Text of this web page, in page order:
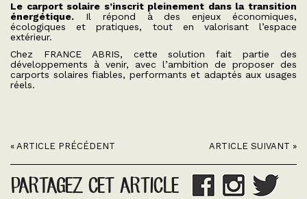
Le carport solaire s’inscrit pleinement dans la transition
énergétique. Il répond à des enjeux économiques,
écologiques et pratiques, tout en valorisant l’espace
extérieur.
Chez FRANCE ABRIS, cette solution fait partie des
développements à venir, avec l’ambition de proposer des
carports solaires fiables, performants et adaptés aux usages
réels.
« ARTICLE PRÉCÉDENT ARTICLE SUIVANT »
PARTAGEZ CET ARTICLE